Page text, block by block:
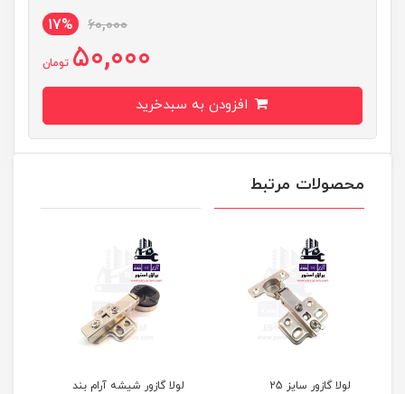
60,000
17%
50,000 تومان
محصولات مرتبط
لولا گازور سایز 25
لولا گازور شیشه آرام بند